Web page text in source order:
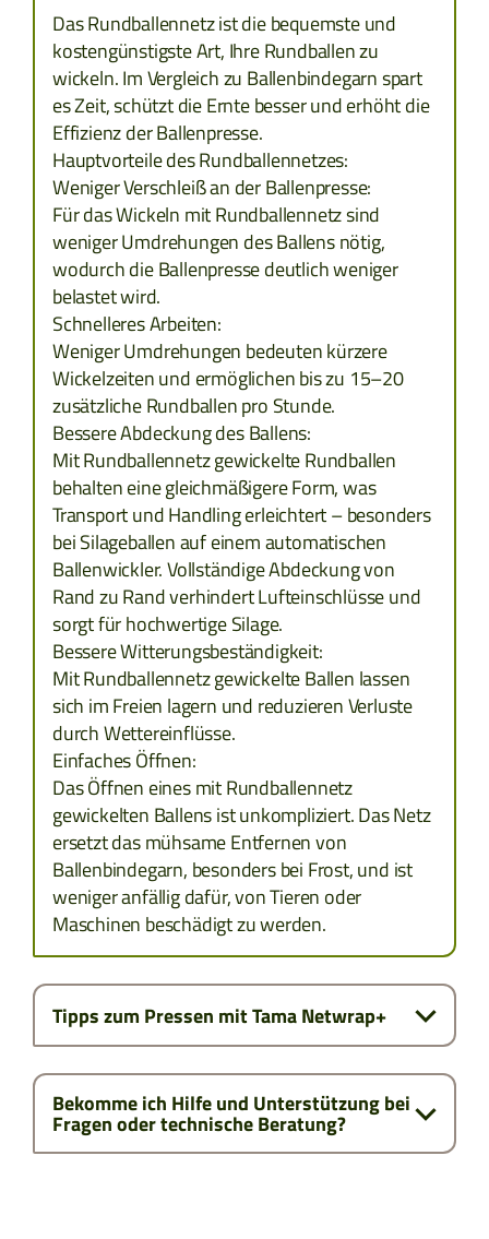
MONTENEGRO
MAZEDONIEN
RUMÄNIEN
SERBIEN
SLOWENIEN
ZYPERN
TCHECHIEN
ESTLAND
GRIECHENLAND
LETTLAND
LITAUEN
SLOWAKAI
TÜRKEI
Das Rundballennetz ist die bequemste und
kostengünstigste Art, Ihre Rundballen zu
wickeln. Im Vergleich zu Ballenbindegarn spart
es Zeit, schützt die Ernte besser und erhöht die
Effizienz der Ballenpresse.
Hauptvorteile des Rundballennetzes:
Weniger Verschleiß an der Ballenpresse:
Für das Wickeln mit Rundballennetz sind
weniger Umdrehungen des Ballens nötig,
wodurch die Ballenpresse deutlich weniger
belastet wird.
Schnelleres Arbeiten:
Weniger Umdrehungen bedeuten kürzere
Wickelzeiten und ermöglichen bis zu 15–20
zusätzliche Rundballen pro Stunde.
Bessere Abdeckung des Ballens:
Mit Rundballennetz gewickelte Rundballen
behalten eine gleichmäßigere Form, was
Transport und Handling erleichtert – besonders
bei Silageballen auf einem automatischen
Ballenwickler. Vollständige Abdeckung von
Rand zu Rand verhindert Lufteinschlüsse und
sorgt für hochwertige Silage.
Bessere Witterungsbeständigkeit:
Mit Rundballennetz gewickelte Ballen lassen
sich im Freien lagern und reduzieren Verluste
durch Wettereinflüsse.
Einfaches Öffnen:
Das Öffnen eines mit Rundballennetz
gewickelten Ballens ist unkompliziert. Das Netz
ersetzt das mühsame Entfernen von
Ballenbindegarn, besonders bei Frost, und ist
weniger anfällig dafür, von Tieren oder
Maschinen beschädigt zu werden.
Tipps zum Pressen mit Tama Netwrap+
Bekomme ich Hilfe und Unterstützung bei
Fragen oder technische Beratung?